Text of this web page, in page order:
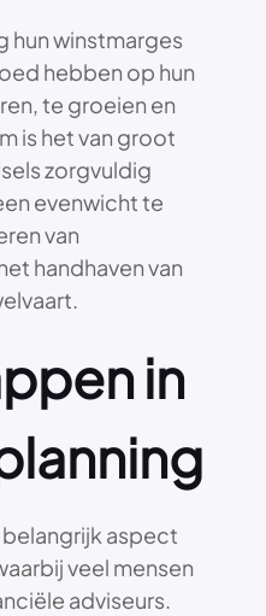
winstmarges
hebben op hun
te groeien en
is het van groot
zorgvuldig
evenwicht te
van
handhaven van
in
aspect
veel mensen
adviseurs.